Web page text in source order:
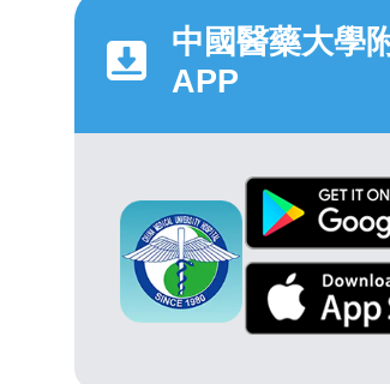
中國醫藥大學
APP